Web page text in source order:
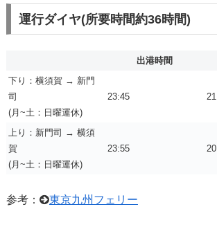
運行ダイヤ(所要時間約36時間)
出港時間
下り：横須賀 → 新門
司
(月~土：日曜運休)
23:45
上り：新門司 → 横須
賀
(月~土：日曜運休)
23:55
参考： 東京九州フェリー